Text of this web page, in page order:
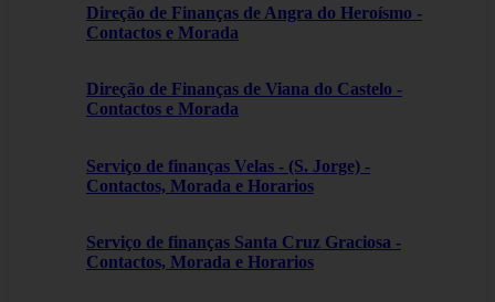
Direção de Finanças de Angra do Heroísmo -
Contactos e Morada
Direção de Finanças de Viana do Castelo -
Contactos e Morada
Serviço de finanças Velas - (S. Jorge) -
Contactos, Morada e Horarios
Serviço de finanças Santa Cruz Graciosa -
Contactos, Morada e Horarios